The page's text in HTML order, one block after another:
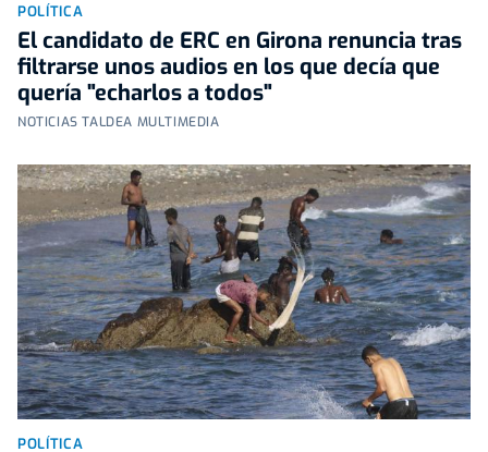
POLÍTICA
El candidato de ERC en Girona renuncia tras
filtrarse unos audios en los que decía que
quería "echarlos a todos"
NOTICIAS TALDEA MULTIMEDIA
POLÍTICA